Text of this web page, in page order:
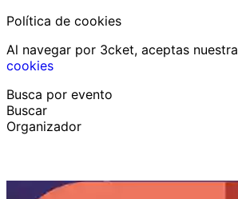
Política de cookies
Al navegar por 3cket, aceptas nuestra
cookies
Busca por evento
Buscar
Organizador
Español